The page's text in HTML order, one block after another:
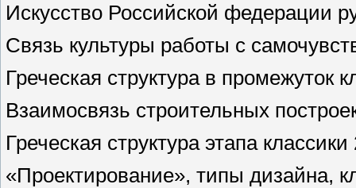
Искусство Российской федерации
Связь культуры работы с
Греческая структурав промежуток
Взаимосвязь строительных
Греческая структура этапаклассики
«Проектирование», типы дизайна,